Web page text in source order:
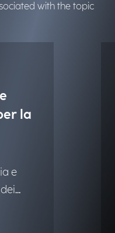
with the topic
la
e